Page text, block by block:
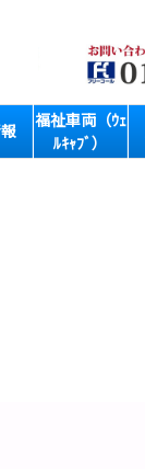
福祉車両（ｳｪ
ﾙｷｬﾌﾞ）